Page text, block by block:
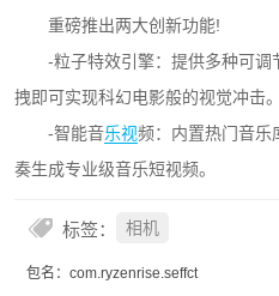
重磅推出两大创新功能!
-粒子特效引擎：提供多种可
拽即可实现科幻电影般的视觉冲击。
-智能音乐视频：内置热门音乐
奏生成专业级音乐短视频。
标签： 相机
包名：com.ryzenrise.seffct